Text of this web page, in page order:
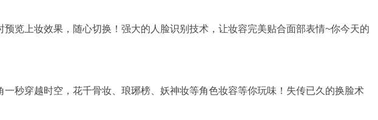
览上妆效果，随心切换！强大的人脸识别技术，让妆容完美贴合面部表情~你今天的
一秒穿越时空，花千骨妆、琅琊榜、妖神妆等角色妆容等你玩味！失传已久的换脸术